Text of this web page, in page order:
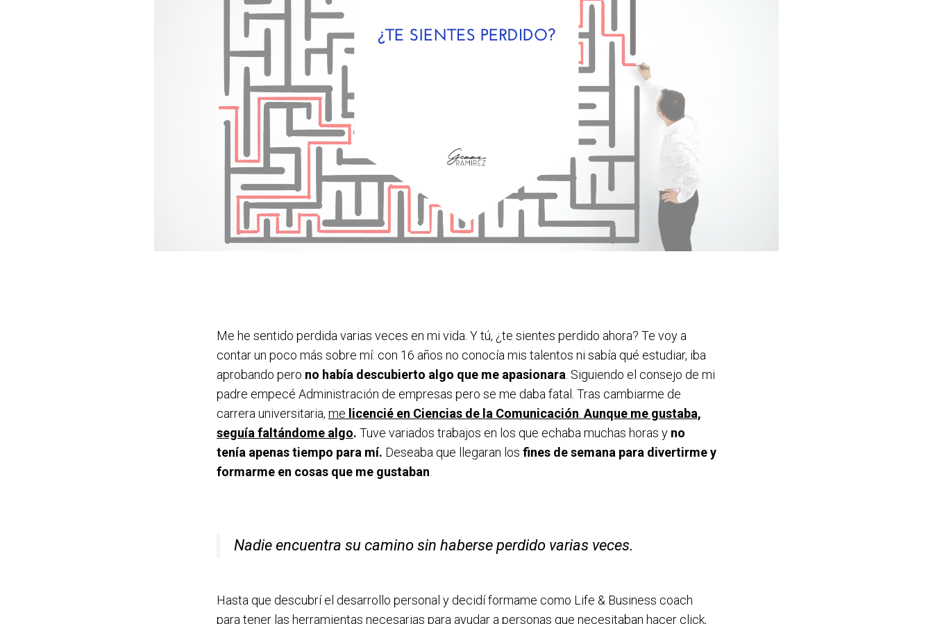
Me he sentido perdida varias veces en mi vida. Y tú, ¿te sientes perdido ahora? Te voy a
contar un poco más sobre mí: con 16 años no conocía mis talentos ni sabía qué estudiar, iba
aprobando pero no había descubierto algo que me apasionara . Siguiendo el consejo de mi
padre empecé Administración de empresas pero se me daba fatal. Tras cambiarme de
carrera universitaria, me licencié en Ciencias de la Comunicación Aunque me gustaba,
seguía faltándome algo. Tuve variados trabajos en los que echaba muchas horas y no
tenía apenas tiempo para mí. Deseaba que llegaran los fines de semana para divertirme y
formarme en cosas que me gustaban
Nadie encuentra su camino sin haberse perdido varias veces.
Hasta que descubrí el desarrollo personal y decidí formame como Life & Business coach
para tener las herramientas necesarias para ayudar a personas que necesitaban hacer click,